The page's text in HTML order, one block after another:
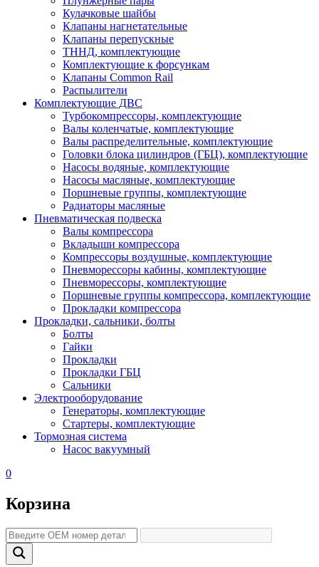
Кулачковые шайбы
Клапаны нагнетательные
Клапаны перепускные
ТННД, комплектующие
Комплектующие к форсункам
Клапаны Common Rail
Распылители
Комплектующие ДВС
Турбокомпрессоры, комплектующие
Валы коленчатые, комплектующие
Валы распределительные, комплектующие
Головки блока цилиндров (ГБЦ), комплектующие
Насосы водяные, комплектующие
Насосы масляные, комплектующие
Поршневые группы, комплектующие
Радиаторы масляные
Пневматическая подвеска
Валы компрессора
Вкладыши компрессора
Компрессоры воздушные, комплектующие
Пневморессоры кабины, комплектующие
Пневморессоры, комплектующие
Поршневые группы компрессора, комплектующие
Прокладки компрессора
Прокладки, сальники, болты
Болты
Гайки
Прокладки
Прокладки ГБЦ
Сальники
Электрооборудование
Генераторы, комплектующие
Стартеры, комплектующие
Тормозная система
Насос вакуумный
0
Корзина